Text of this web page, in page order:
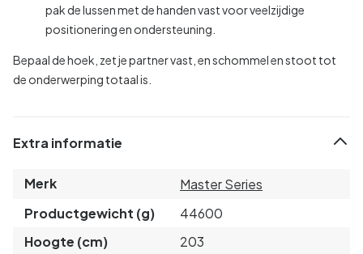
pak de lussen met de handen vast voor veelzijdige
positionering en ondersteuning.
Bepaal de hoek, zet je partner vast, en schommel en stoot tot
de onderwerping totaal is.
Extra informatie
Merk
Master Series
Productgewicht (g)
44600
Hoogte (cm)
203